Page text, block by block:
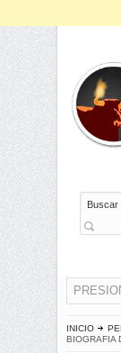
Buscar
INICIO
BIOGRAFIA